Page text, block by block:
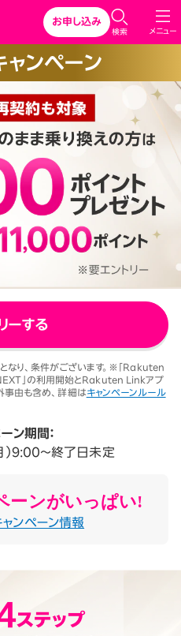
メニュー
検索
お申し込み
ンペーン
ーする
なり、条件がございます。※「Rakuten
」の利用開始とRakuten Linkアプ
由も含め、詳細はキャンペーンルール
ン期間：
9:00～終了日未定
ーンがいっぱい!
ンペーン情報
の場合、2025年11月19日より1回
翌々月に確定）。「累計」とは、楽
た2020年4月8日以降に契約され
む）の合計数を指します。
C
l
s
e